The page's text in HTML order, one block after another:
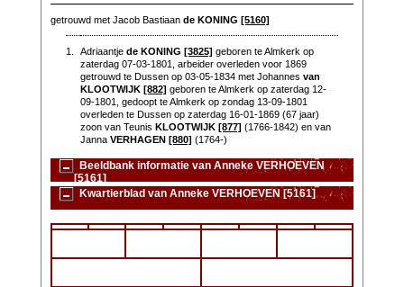
getrouwd met Jacob Bastiaan de KONING [5160]
1. Adriaantjede KONING [3825] geboren te Almkerk op
zaterdag 07-03-1801, arbeider overleden voor 1869
getrouwd te Dussen op 03-05-1834 met Johannesvan
KLOOTWIJK [882] geboren te Almkerk op zaterdag 12-
09-1801, gedoopt te Almkerk op zondag 13-09-1801
overleden te Dussen op zaterdag 16-01-1869 (67 jaar)
zoon van TeunisKLOOTWIJK [877] (1766-1842) en van
JannaVERHAGEN [880] (1764-)
Beeldbank informatie van Anneke VERHOEVEN
[5161]
Kwartierblad van Anneke VERHOEVEN [5161]